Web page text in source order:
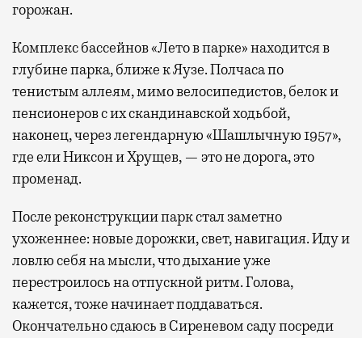
горожан.
Комплекс бассейнов «Лето в парке» находится в
глубине парка, ближе к Яузе. Полчаса по
тенистым аллеям, мимо велосипедистов, белок и
пенсионеров с их скандинавской ходьбой,
наконец, через легендарную «Шашлычную 1957»,
где ели Никсон и Хрущев, — это не дорога, это
променад.
После реконструкции парк стал заметно
ухоженнее: новые дорожки, свет, навигация. Иду и
ловлю себя на мысли, что дыхание уже
перестроилось на отпускной ритм. Голова,
кажется, тоже начинает поддаваться.
Окончательно сдаюсь в Сиреневом саду посреди